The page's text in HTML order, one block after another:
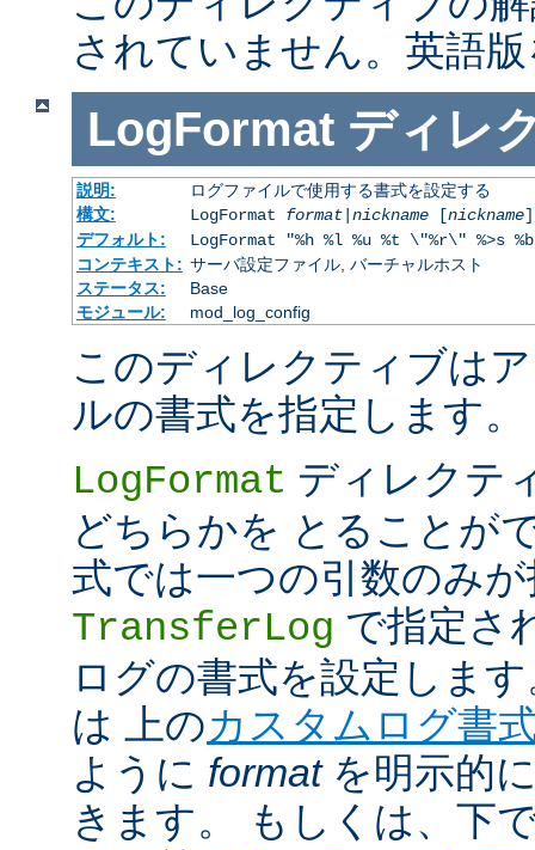
されていません。英語
LogFormat ディレ
説明:
ログファイルで使用する書式を設定する
構文:
LogFormat format| nickname[nickname]
デフォルト:
LogFormat "%h %l %u %t \"%r\" %>s
コンテキスト: サーバ設定ファイル, バーチャルホスト
ステータス:
Base
モジュール:
mod_log_config
このディレクティブは
ルの書式を指定します。
LogFormat ディレクテ
どちらかを とることが
式では一つの引数のみ
TransferLog で指定さ
ログの書式を設定しま
は 上のカスタムログ書
ように formatを明示的
きます。 もしくは、下